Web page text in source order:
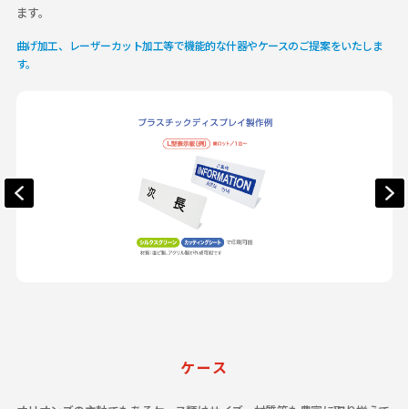
ます。
曲げ加工、レーザーカット加工等で機能的な什器やケースのご提案をいたしま
す。
ケース